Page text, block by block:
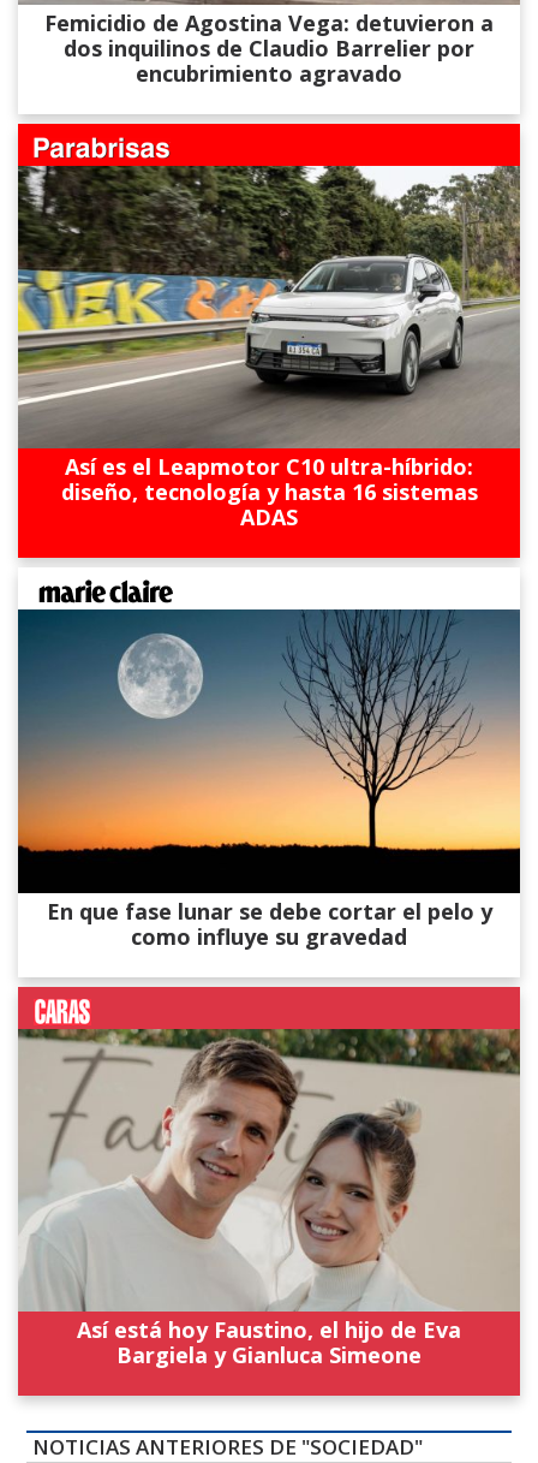
Femicidio de Agostina Vega: detuvieron a
dos inquilinos de Claudio Barrelier por
encubrimiento agravado
Así es el Leapmotor C10 ultra-híbrido:
diseño, tecnología y hasta 16 sistemas
ADAS
En que fase lunar se debe cortar el pelo y
como influye su gravedad
Así está hoy Faustino, el hijo de Eva
Bargiela y Gianluca Simeone
NOTICIAS ANTERIORES DE "SOCIEDAD"